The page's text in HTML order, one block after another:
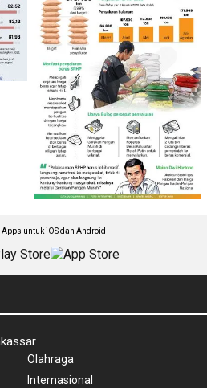
untuk iOS dan Android
Olahraga
Internasional